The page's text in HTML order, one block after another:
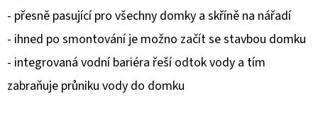
- přesně pasující pro všechny domky a skříně na nářadí
- ihned po smontování je možno začít se stavbou domku
- integrovaná vodní bariéra řeší odtok vody a tím
zabraňuje průniku vody do domku
J
E
M
E